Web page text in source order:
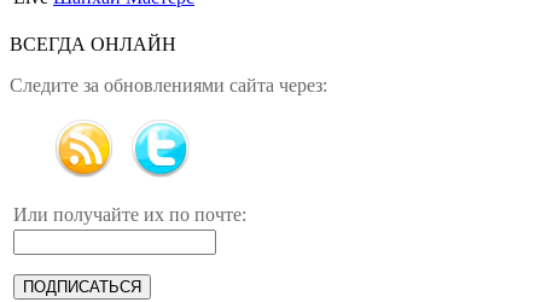
ВСЕГДА ОНЛАЙН
Следите за обновлениями сайта через:
Или получайте их по почте: